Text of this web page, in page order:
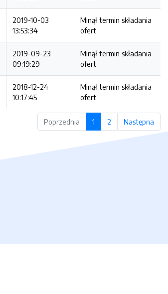
2019-10-03
13:53:34
Minął termin składania
ofert
2019-09-23
09:19:29
Minął termin składania
ofert
2018-12-24
10:17:45
Minął termin składania
ofert
Poprzednia 1 2 Następna